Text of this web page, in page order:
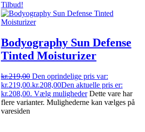
Tilbud!
Bodyography Sun Defense
Tinted Moisturizer
kr.219,00 Den oprindelige pris var:
kr.219,00.kr.208,00Den aktuelle pris er:
kr.208,00. Vælg muligheder Dette vare har
flere varianter. Mulighederne kan vælges på
varesiden